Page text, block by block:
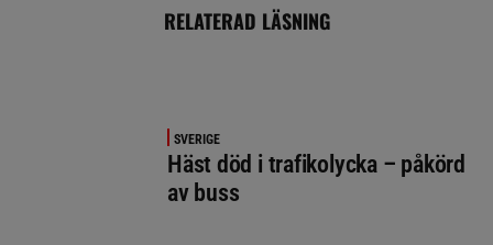
RELATERAD LÄSNING
SVERIGE
Häst död i trafikolycka – påkörd
av buss